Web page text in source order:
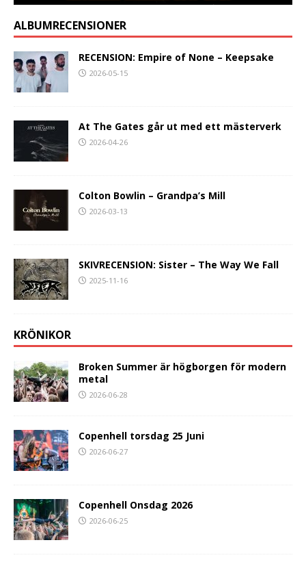
ALBUMRECENSIONER
RECENSION: Empire of None – Keepsake
2026-05-15
At The Gates går ut med ett mästerverk
2026-04-26
Colton Bowlin – Grandpa’s Mill
2026-03-13
SKIVRECENSION: Sister – The Way We Fall
2025-11-16
KRÖNIKOR
Broken Summer är högborgen för modern
metal
2026-06-28
Copenhell torsdag 25 Juni
2026-06-27
Copenhell Onsdag 2026
2026-06-25